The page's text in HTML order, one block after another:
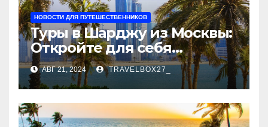
НОВОСТИ ДЛЯ ПУТЕШЕСТВЕННИКОВ
Туры в Шарджу из Москвы:
Откройте для себя
культурное сердце ОАЭ
АВГ 21, 2024 TRAVELBOX27_